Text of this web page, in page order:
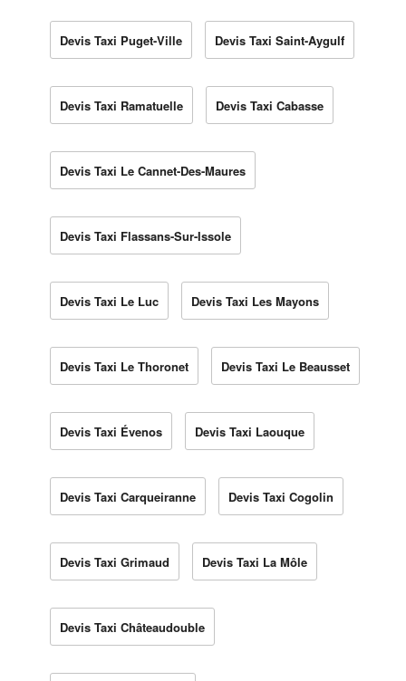
Devis Taxi Puget-Ville Devis Taxi Saint-Aygulf
Devis Taxi Ramatuelle Devis Taxi Cabasse
Devis Taxi Le Cannet-Des-Maures
Devis Taxi Flassans-Sur-Issole
Devis Taxi Le Luc Devis Taxi Les Mayons
Devis Taxi Le Thoronet Devis Taxi Le Beausset
Devis Taxi Évenos Devis Taxi Laouque
Devis Taxi Carqueiranne Devis Taxi Cogolin
Devis Taxi Grimaud Devis Taxi La Môle
Devis Taxi Châteaudouble